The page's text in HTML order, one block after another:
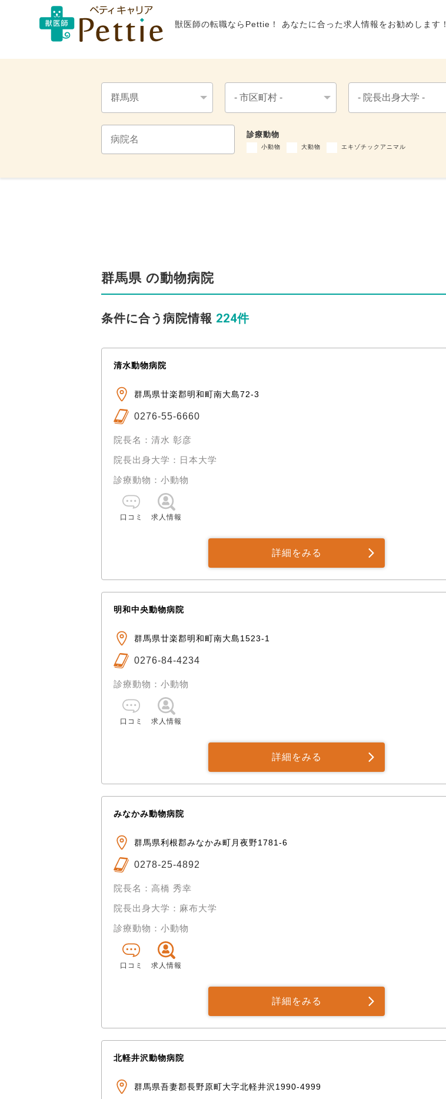
獣医師の転職ならPettie！ あなたに合った求人情報をお勧めします！
診療動物
小動物 大動物 エキゾチックアニマル
群馬県 の動物病院
条件に合う病院情報 224件
清水動物病院
群馬県廿楽郡明和町南大島72-3
0276-55-6660
院長名：清水 彰彦
院長出身大学：日本大学
診療動物：小動物
口コミ 求人情報
詳細をみる
明和中央動物病院
群馬県廿楽郡明和町南大島1523-1
0276-84-4234
診療動物：小動物
口コミ 求人情報
詳細をみる
みなかみ動物病院
群馬県利根郡みなかみ町月夜野1781-6
0278-25-4892
院長名：高橋 秀幸
院長出身大学：麻布大学
診療動物：小動物
口コミ 求人情報
詳細をみる
北軽井沢動物病院
群馬県吾妻郡長野原町大字北軽井沢1990-4999